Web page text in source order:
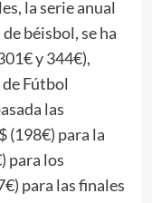
la serie anual
béisbol, se ha
y 344€),
Fútbol
las
(198€) para la
para los
para las finales